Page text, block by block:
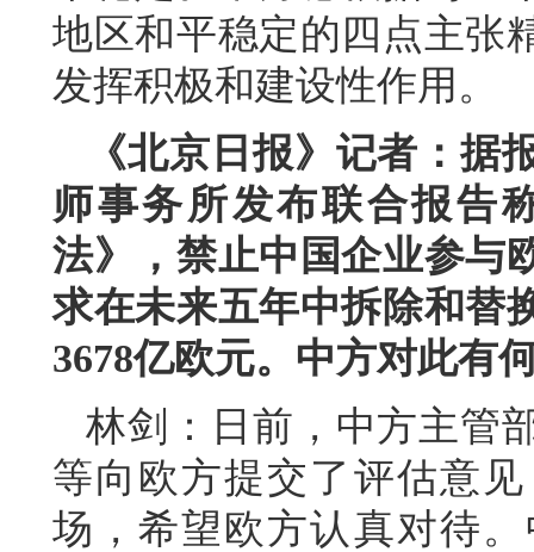
地区和平稳定的四点主张
发挥积极和建设性作用。
《北京日报》记者：据
师事务所发布联合报告
法》，禁止中国企业参与
求在未来五年中拆除和替
3678亿欧元。中方对此有
林剑：日前，中方主管
等向欧方提交了评估意
场，希望欧方认真对待